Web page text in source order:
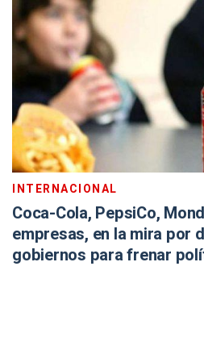
INTERNACIONAL
Coca-Cola, PepsiCo,
empresas, en la mira por
gobiernos para frenar